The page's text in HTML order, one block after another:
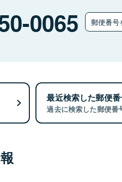
0065 郵便番号
最近検索した郵便
過去に検索した郵便番